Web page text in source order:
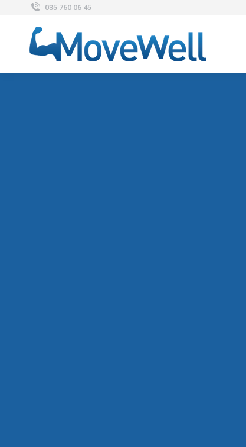
035 760 06 45